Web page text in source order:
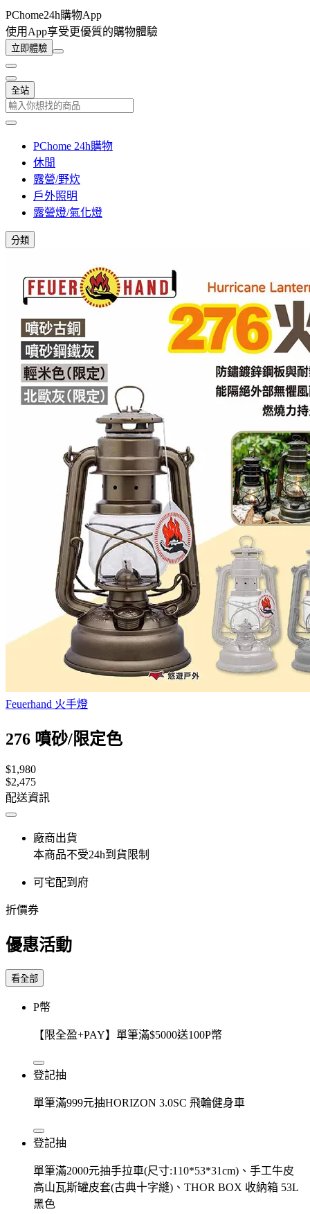
PChome24h購物App
使用App享受更優質的購物體驗
立即體驗
全站
PChome 24h購物
休閒
露營/野炊
戶外照明
露營燈/氣化燈
分類
Feuerhand 火手燈
276 噴砂/限定色
$1,980
$2,475
配送資訊
廠商出貨
本商品不受24h到貨限制
可宅配到府
折價券
優惠活動
看全部
P幣
【限全盈+PAY】單筆滿$5000送100P幣
登記抽
單筆滿999元抽HORIZON 3.0SC 飛輪健身車
登記抽
單筆滿2000元抽手拉車(尺寸:110*53*31cm)、手工牛皮
高山瓦斯罐皮套(古典十字縫)、THOR BOX 收納箱 53L
黑色